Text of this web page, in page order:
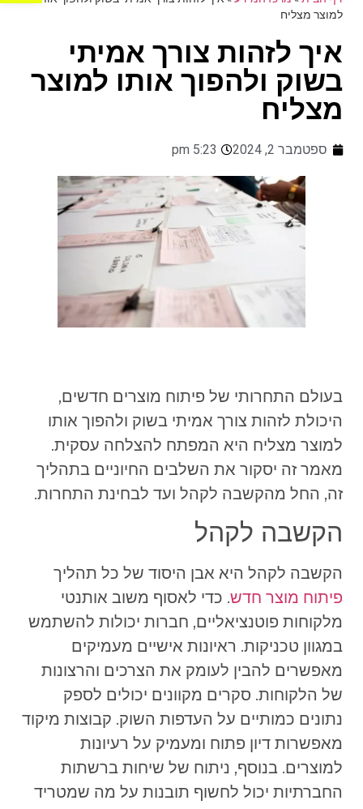
למוצר מצליח
איך לזהות צורך אמיתי
בשוק ולהפוך אותו למוצר
מצליח
ספטמבר 2, 2024 5:23 pm
בעולם התחרותי של פיתוח מוצרים חדשים,
היכולת לזהות צורך אמיתי בשוק ולהפוך אותו
למוצר מצליח היא המפתח להצלחה עסקית.
מאמר זה יסקור את השלבים החיוניים בתהליך
זה, החל מהקשבה לקהל ועד לבחינת התחרות.
הקשבה לקהל
הקשבה לקהל היא אבן היסוד של כל תהליך
פיתוח מוצר חדש. כדי לאסוף משוב אותנטי
מלקוחות פוטנציאליים, חברות יכולות להשתמש
במגוון טכניקות. ראיונות אישיים מעמיקים
מאפשרים להבין לעומק את הצרכים והרצונות
של הלקוחות. סקרים מקוונים יכולים לספק
נתונים כמותיים על העדפות השוק. קבוצות מיקוד
מאפשרות דיון פתוח ומעמיק על רעיונות
למוצרים. בנוסף, ניתוח של שיחות ברשתות
החברתיות יכול לחשוף תובנות על מה שמטריד